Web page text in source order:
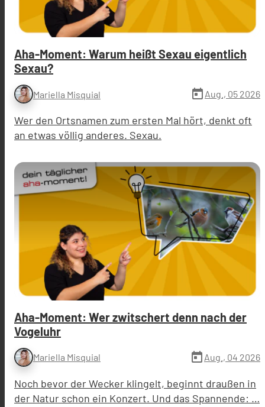
Aha-Moment: Warum heißt Sexau eigentlich
Sexau?
Mariella Misquial today Aug., 05 2026
Wer den Ortsnamen zum ersten Mal hört, denkt oft
an etwas völlig anderes. Sexau.
Aha-Moment: Wer zwitschert denn nach der
Vogeluhr
Mariella Misquial today Aug., 04 2026
Noch bevor der Wecker klingelt, beginnt draußen in
der Natur schon ein Konzert. Und das Spannende: …